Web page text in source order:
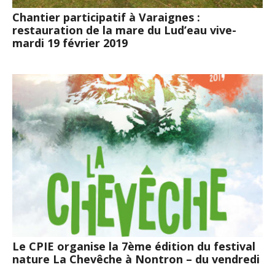
Chantier participatif à Varaignes :
restauration de la mare du Lud’eau vive-
mardi 19 février 2019
Le CPIE organise la 7ème édition du festival
nature La Chevêche à Nontron – du vendredi